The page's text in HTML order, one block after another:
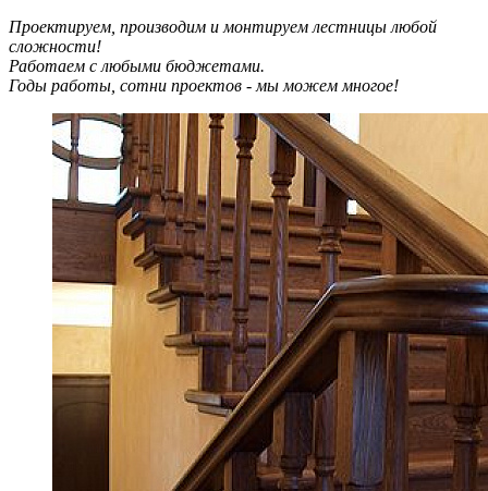
Проектируем, производим и монтируем лестницы любой
сложности!
Работаем с любыми бюджетами.
Годы работы, сотни проектов - мы можем многое!